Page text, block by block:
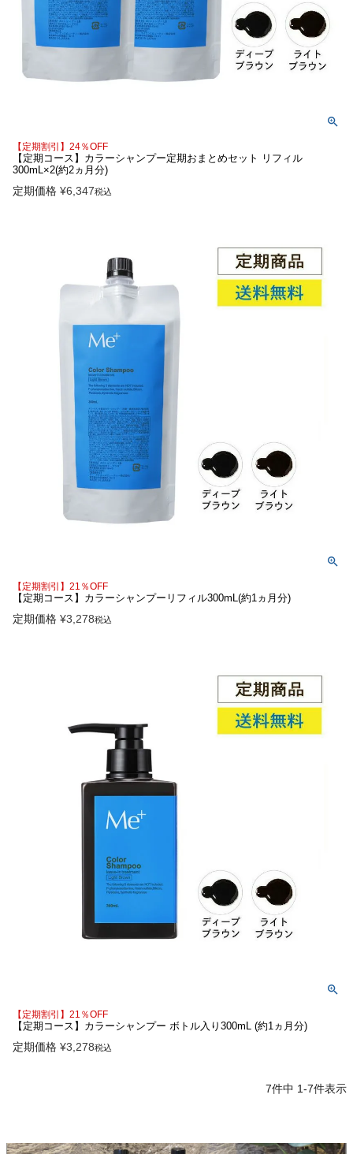
【定期割引】24％OFF
【定期コース】カラーシャンプー定期おまとめセット リフィル
300mL×2(約2ヵ月分)
定期価格 ¥6,347税込
【定期割引】21％OFF
【定期コース】カラーシャンプーリフィル300mL(約1ヵ月分)
定期価格 ¥3,278税込
【定期割引】21％OFF
【定期コース】カラーシャンプー ボトル入り300mL (約1ヵ月分)
定期価格 ¥3,278税込
7件中 1-7件表示